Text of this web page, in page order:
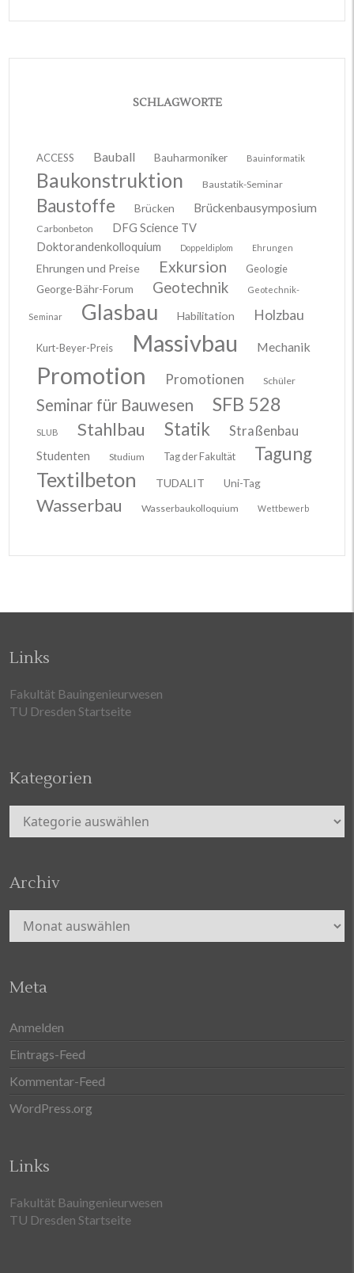
SCHLAGWORTE
ACCESS Bauball Bauharmoniker Bauinformatik
Baukonstruktion Baustatik-Seminar
Baustoffe Brücken Brückenbausymposium
Carbonbeton
DFG Science TV
Doktorandenkolloquium
Doppeldiplom Ehrungen
Ehrungen und Preise Exkursion
Geologie
George-Bähr-Forum
Geotechnik Geotechnik-
Seminar Glasbau Habilitation Holzbau
Kurt-Beyer-Preis Massivbau Mechanik
Promotion Promotionen Schüler
Seminar für Bauwesen SFB 528
SLUB Stahlbau Statik Straßenbau
Studenten Studium Tag der Fakultät Tagung
Textilbeton TUDALIT Uni-Tag
Wasserbau Wasserbaukolloquium Wettbewerb
Links
Fakultät Bauingenieurwesen
TU Dresden Startseite
Kategorien
Kategorien
Archiv
Archiv
Meta
Anmelden
Eintrags-Feed
Kommentar-Feed
WordPress.org
Links
Fakultät Bauingenieurwesen
TU Dresden Startseite